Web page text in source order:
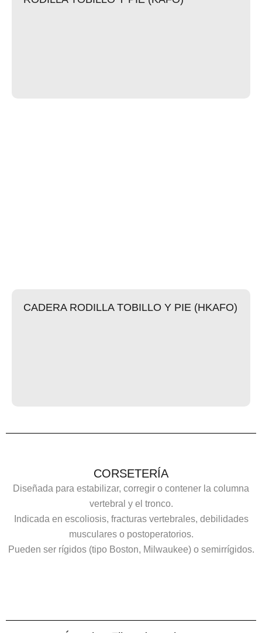
CADERA RODILLA TOBILLO Y PIE (HKAFO)
CORSETERÍA
Diseñada para estabilizar, corregir o contener la columna
vertebral y el tronco.
Indicada en escoliosis, fracturas vertebrales, debilidades
musculares o postoperatorios.
Pueden ser rígidos (tipo Boston, Milwaukee) o semirrígidos.